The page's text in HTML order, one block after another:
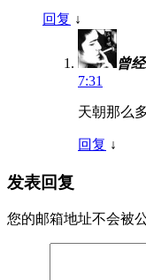
回复 ↓
曾
7:31
天朝那么
回复 ↓
发表回复
您的邮箱地址不会被公